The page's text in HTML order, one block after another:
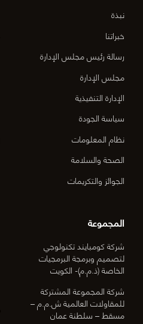
نبذة
خبراتنا
رسالة رئيس مجلس الإدارة
مجلس الإدارة
الإدارة التنفيذية
سياسة الجودة
نظام المعلومات
الصحة والسلامة
الجوائز والتكريمات
المجموعة
شركة كومبايند تكنولوجي
لتصميم وبرمجة البرمجيات
الخاصة (ذ.م.م)- الكويت
شركة المجموعة المشتركة
للمقاولات العالمية ش.م.م –
مسقط – سلطنة عمان